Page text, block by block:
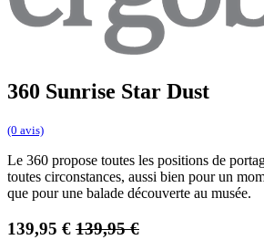
360 Sunrise Star Dust
(0 avis)
Le 360 propose toutes les positions de
toutes circonstances, aussi bien pour un
que pour une balade découverte au musée.
139,95 € 139,95€